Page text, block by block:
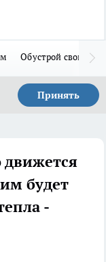
Обустрой свой дом
Принять
будет
-